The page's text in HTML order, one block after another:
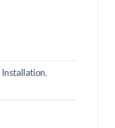
Installation,